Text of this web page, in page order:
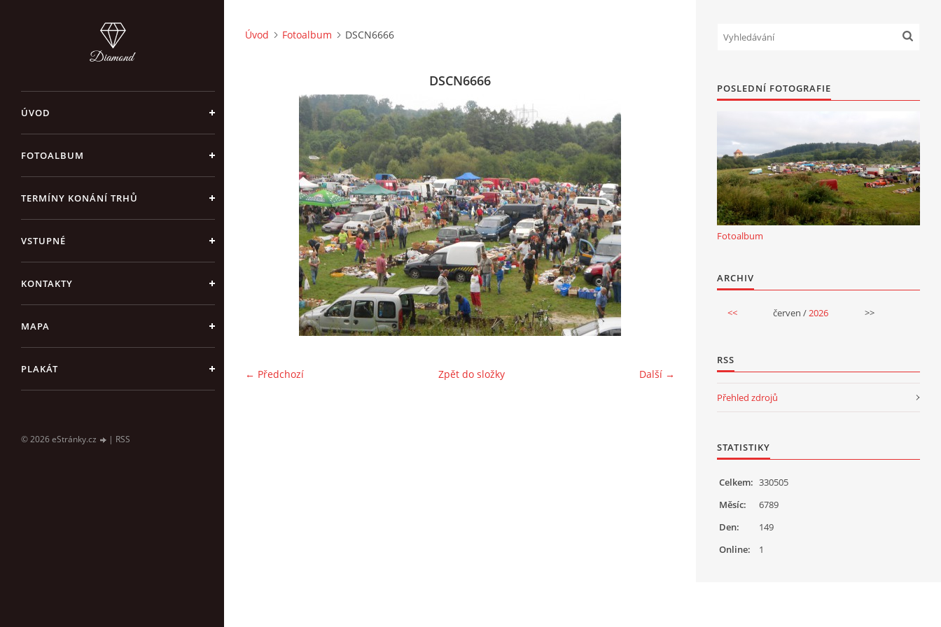
ÚVOD
FOTOALBUM
TERMÍNY KONÁNÍ TRHŮ
VSTUPNÉ
KONTAKTY
MAPA
PLAKÁT
© 2026 eStránky.cz | RSS
Úvod Fotoalbum DSCN6666
DSCN6666
← Předchozí Další →
Zpět do složky
POSLEDNÍ FOTOGRAFIE
Fotoalbum
ARCHIV
<< červen /2026 >>
RSS
Přehled zdrojů
STATISTIKY
Online: 1
Celkem: 330505
Měsíc:
6789
Den:
149